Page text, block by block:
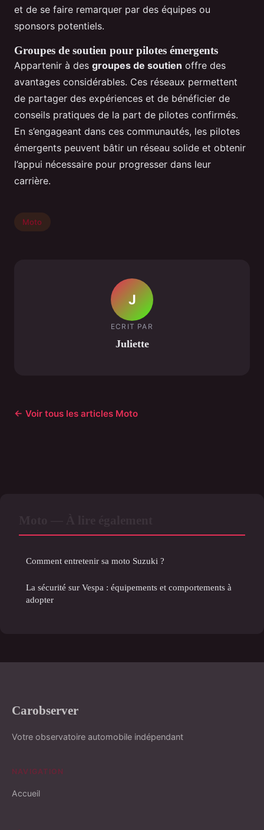
et de se faire remarquer par des équipes ou
sponsors potentiels.
Groupes de soutien pour pilotes émergents
Appartenir à des groupes de soutien offre des
avantages considérables. Ces réseaux permettent
de partager des expériences et de bénéficier de
conseils pratiques de la part de pilotes confirmés.
En s’engageant dans ces communautés, les pilotes
émergents peuvent bâtir un réseau solide et obtenir
l’appui nécessaire pour progresser dans leur
carrière.
Moto
J
ECRIT PAR
Juliette
← Voir tous les articles Moto
Comment entretenir sa moto Suzuki ?
La sécurité sur Vespa : équipements et comportements à
adopter
Carobserver
Votre observatoire automobile indépendant
NAVIGATION
Accueil